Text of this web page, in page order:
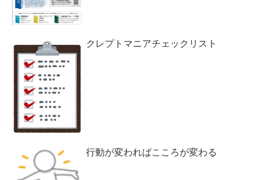
クレプトマニアチェックリスト
行動が変わればこころが変わる